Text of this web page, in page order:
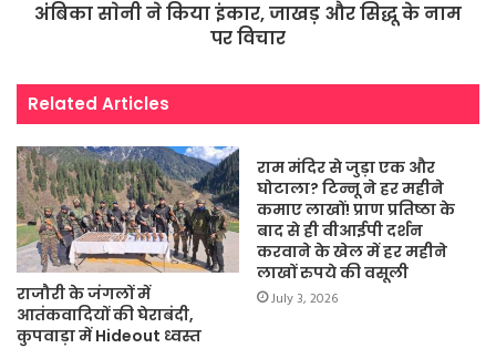
अंबिका साेनी ने किया इंकार, जाखड़ और सिद्धू के नाम
पर विचार
Related Articles
राजौरी के जंगलों में
आतंकवादियों की घेराबंदी,
कुपवाड़ा में Hideout ध्वस्त
राम मंदिर से जुड़ा एक और
घोटाला? टिन्नू ने हर महीने
कमाए लाखों! प्राण प्रतिष्ठा के
बाद से ही वीआईपी दर्शन
करवाने के खेल में हर महीने
लाखों रुपये की वसूली
July 3, 2026